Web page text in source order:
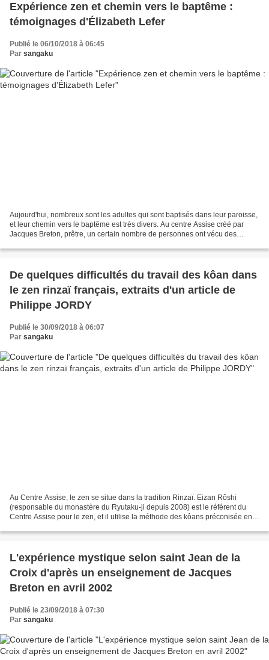
Expérience zen et chemin vers le baptême :
témoignages d'Élizabeth Lefer
Publié le 06/10/2018 à 06:45
Par sangaku
Aujourd'hui, nombreux sont les adultes qui sont baptisés dans leur paroisse,
et leur chemin vers le baptême est très divers. Au centre Assise créé par
Jacques Breton, prêtre, un certain nombre de personnes ont vécu des
De quelques difficultés du travail des kôan dans
le zen rinzaï français, extraits d'un article de
Philippe JORDY
Publié le 30/09/2018 à 06:07
Par sangaku
Au Centre Assise, le zen se situe dans la tradition Rinzaï. Eizan Rôshi
(responsable du monastère du Ryutaku-ji depuis 2008) est le référent du
Centre Assise pour le zen, et il utilise la méthode des kôans préconisée en
L'expérience mystique selon saint Jean de la
Croix d'après un enseignement de Jacques
Breton en avril 2002
Publié le 23/09/2018 à 07:30
Par sangaku